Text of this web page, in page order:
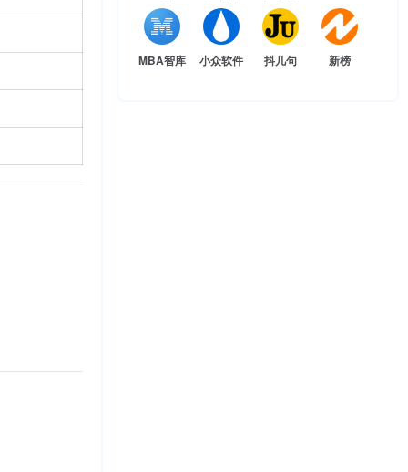
MBA智库 小众软件 抖几句 新榜